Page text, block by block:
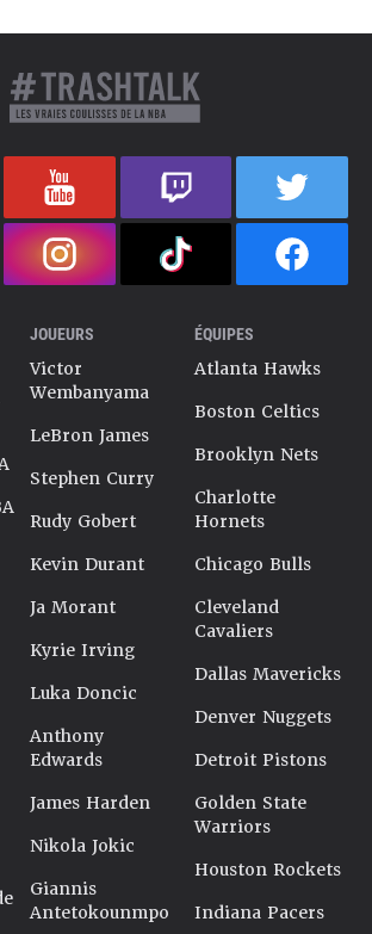
JOUEURS
Victor
Wembanyama
LeBron James
Stephen Curry
Rudy Gobert
Kevin Durant
Ja Morant
Kyrie Irving
Luka Doncic
Anthony
Edwards
James Harden
Nikola Jokic
Giannis
Antetokounmpo
ÉQUIPES
Atlanta Hawks
Boston Celtics
Brooklyn Nets
Charlotte
Hornets
Chicago Bulls
Cleveland
Cavaliers
Dallas Mavericks
Denver Nuggets
Detroit Pistons
Golden State
Warriors
Houston Rockets
Indiana Pacers